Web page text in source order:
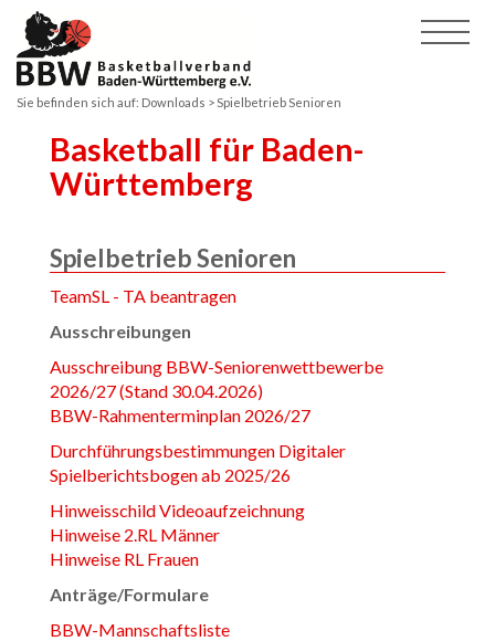
Sie befinden sich auf: Downloads > Spielbetrieb Senioren
Basketball für Baden-
Württemberg
Spielbetrieb Senioren
TeamSL - TA beantragen
Ausschreibungen
Ausschreibung BBW-Seniorenwettbewerbe
2026/27 (Stand 30.04.2026)
BBW-Rahmenterminplan 2026/27
Durchführungsbestimmungen Digitaler
Spielberichtsbogen ab 2025/26
Hinweisschild Videoaufzeichnung
Hinweise 2.RL Männer
Hinweise RL Frauen
Anträge/Formulare
BBW-Mannschaftsliste